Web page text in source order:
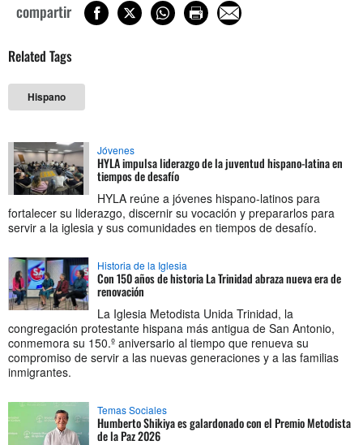
compartir
Related Tags
Hispano
Jóvenes
HYLA impulsa liderazgo de la juventud hispano-latina en
tiempos de desafío
HYLA reúne a jóvenes hispano-latinos para
fortalecer su liderazgo, discernir su vocación y prepararlos para
servir a la iglesia y sus comunidades en tiempos de desafío.
Historia de la Iglesia
Con 150 años de historia La Trinidad abraza nueva era de
renovación
La Iglesia Metodista Unida Trinidad, la
congregación protestante hispana más antigua de San Antonio,
conmemora su 150.º aniversario al tiempo que renueva su
compromiso de servir a las nuevas generaciones y a las familias
inmigrantes.
Temas Sociales
Humberto Shikiya es galardonado con el Premio Metodista
de la Paz 2026